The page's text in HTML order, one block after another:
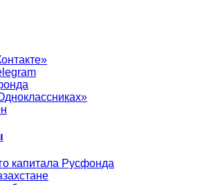
капитала Русфонда